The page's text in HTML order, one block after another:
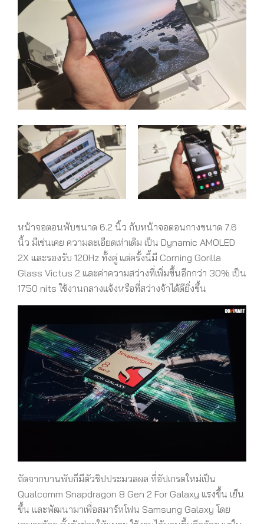
หน้าจอตอนพับขนาด 6.2 นิ้ว กับหน้าจอตอนกางขนาด 7.6
นิ้ว มีเช่นเคย ความละเอียดเท่าเดิม เป็น Dynamic AMOLED
2X และรองรับ 120Hz ทั้งคู่ แต่ครั้งนี้มี Corning Gorilla
Glass Victus 2 และค่าความสว่างที่เพิ่มขึ้นอีกกว่า 30% เป็น
1750 nits ใช้งานกลางแจ้งหรือที่สว่างจ้าได้ดียิ่งขึ้น
ถัดจากบานพับก็มีตัวชิปประมวลผล ที่อัปเกรดใหม่เป็น
Qualcomm Snapdragon 8 Gen 2 For Galaxy แรงขึ้น เย็น
ขึ้น และพัฒนามาเพื่อสมาร์ทโฟน Samsung Galaxy โดย